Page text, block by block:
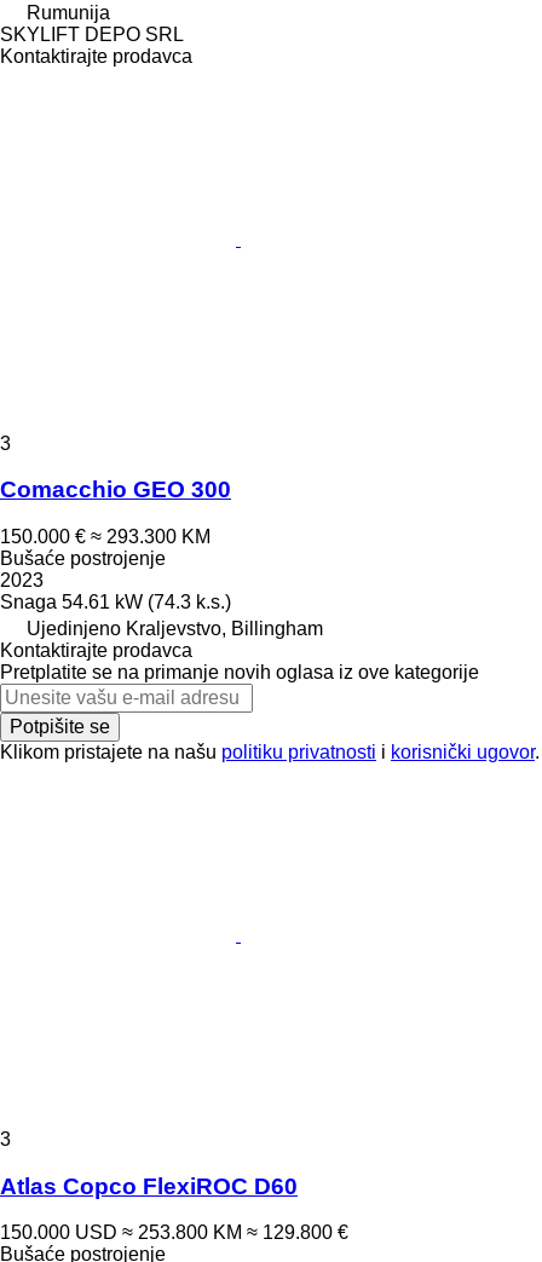
Rumunija
SKYLIFT DEPO SRL
Kontaktirajte prodavca
3
Comacchio GEO 300
150.000 € ≈ 293.300 KM
Bušaće postrojenje
2023
Snaga 54.61 kW (74.3 k.s.)
Ujedinjeno Kraljevstvo, Billingham
Kontaktirajte prodavca
Pretplatite se na primanje novih oglasa iz ove kategorije
Potpišite se
Klikom pristajete na našu politiku privatnosti i korisnički ugovor.
3
Atlas Copco FlexiROC D60
150.000 USD ≈ 253.800 KM ≈ 129.800 €
Bušaće postrojenje